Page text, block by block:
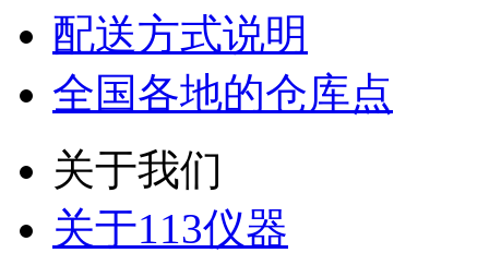
配送方式说明
全国各地的仓库点
关于我们
关于113仪器